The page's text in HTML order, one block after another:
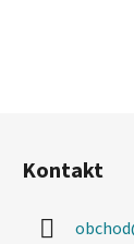
Kontakt
obchod